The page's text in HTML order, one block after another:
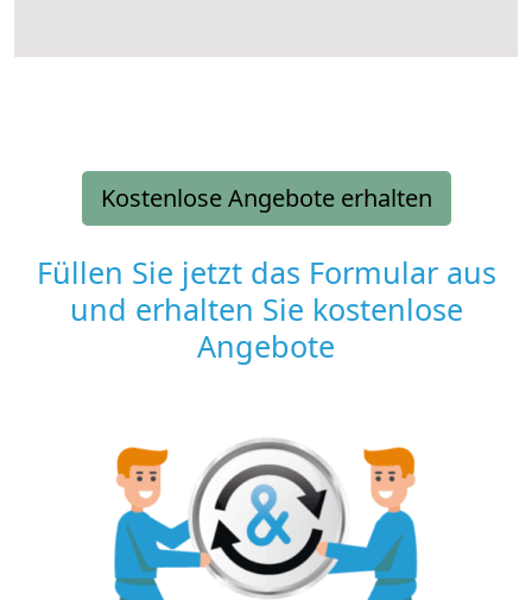
Kostenlose Angebote erhalten
Füllen Sie jetzt das Formular aus
und erhalten Sie kostenlose
Angebote